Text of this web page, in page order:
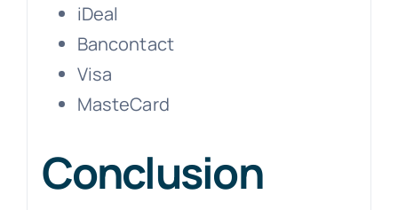
iDeal
Bancontact
Visa
MasteCard
Conclusion